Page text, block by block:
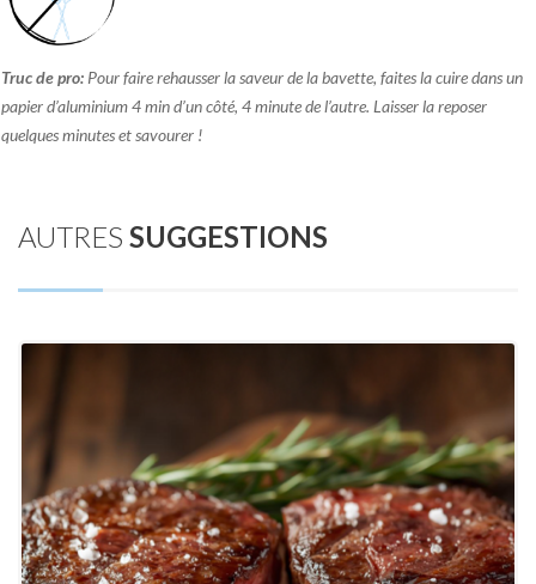
Truc de pro: Pour faire rehausser la saveur de la bavette, faites la cuire dans un
papier d’aluminium 4 min d’un côté, 4 minute de l’autre. Laisser la reposer
quelques minutes et savourer !
AUTRES SUGGESTIONS